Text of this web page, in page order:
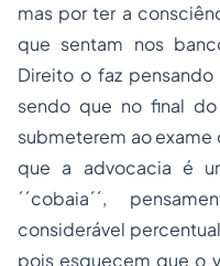
mas por ter a
que sentam nos
Direito o faz
sendo que no final
submeterem ao exame
que a advocacia é
´´cobaia´´,
considerável
pois esquecem que o